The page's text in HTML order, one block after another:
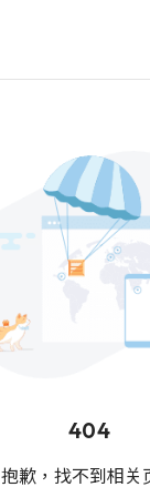
404
抱歉，找不到相关